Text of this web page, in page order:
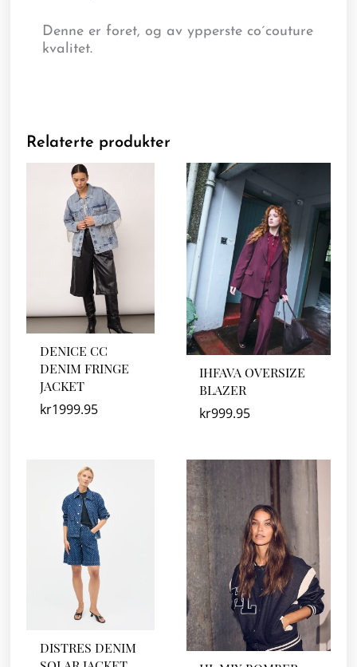
Denne er foret, og av ypperste co´couture
kvalitet.
Relaterte produkter
DENICE CC
DENIM FRINGE
JACKET
kr1999.95
IHFAVA OVERSIZE
BLAZER
kr999.95
DISTRES DENIM